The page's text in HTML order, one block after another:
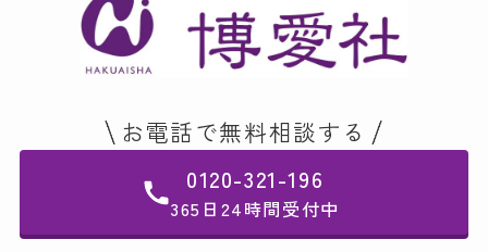
お電話で無料相談する
0120-321-196
365日24時間受付中